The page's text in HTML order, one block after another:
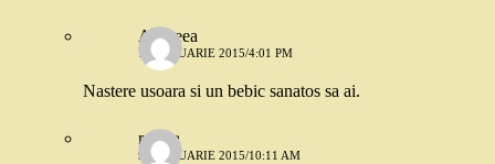
Andreea
7 FEBRUARIE 2015/4:01 PM
Nastere usoara si un bebic sanatos sa ai.
raluca
9 FEBRUARIE 2015/10:11 AM